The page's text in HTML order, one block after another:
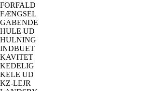
FORFALD
FÆNGSEL
GABENDE
HULE UD
HULNING
INDBUET
KAVITET
KEDELIG
KELE UD
KZ-LEJR